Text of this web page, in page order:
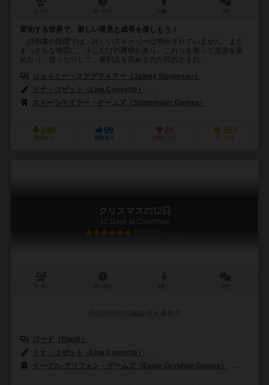
変化する世界で、新しい発見と成長を楽しもう！
説明書の段階では、詳しいストーリーは明かされていません。まだ
まっさらな地図に、少しだけの建物があり、これらを使って資源を集
めたり、使ったりして、勝利点を高めるのが目的とされ...
ジェイミー・ステグマイアー（Jamey Stegmaier）
リナ・コゼット（Lina Cossette）
ストーンマイヤー・ゲームズ（Stonemaier Games）
148
興味あり
99
経験あり
28
お気に入り
153
持ってる
クリスマスの12日
12 Days of Christmas
6.0
ゴード（Gord!）
リナ・コゼット（Lina Cossette）
イーグル-グリフォン・ゲームズ（Eagle-Gryphon Games）